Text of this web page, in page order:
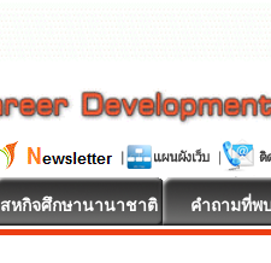
สหกิจศึกษานานาชาติ คำถามที่พ